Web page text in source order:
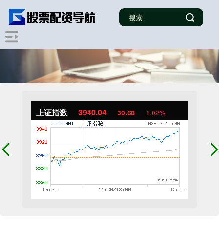
上证指数 3940.04 39.68 1.02%